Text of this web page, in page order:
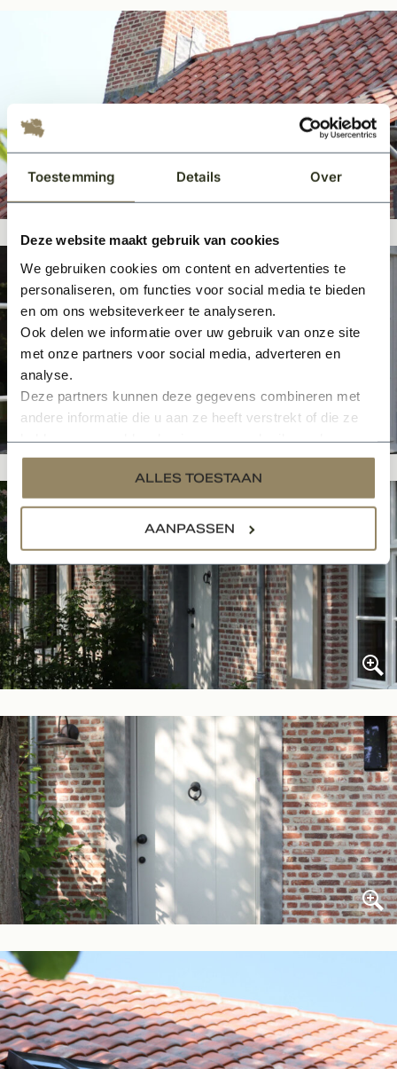
Toestemming Details Over
Deze website maakt gebruik van cookies
We gebruiken cookies om content en advertenties te
personaliseren, om functies voor social media te bieden
en om ons websiteverkeer te analyseren.
Ook delen we informatie over uw gebruik van onze site
met onze partners voor social media, adverteren en
analyse.
Deze partners kunnen deze gegevens combineren met
andere informatie die u aan ze heeft verstrekt of die ze
services.
ALLES TOESTAAN
AANPASSEN